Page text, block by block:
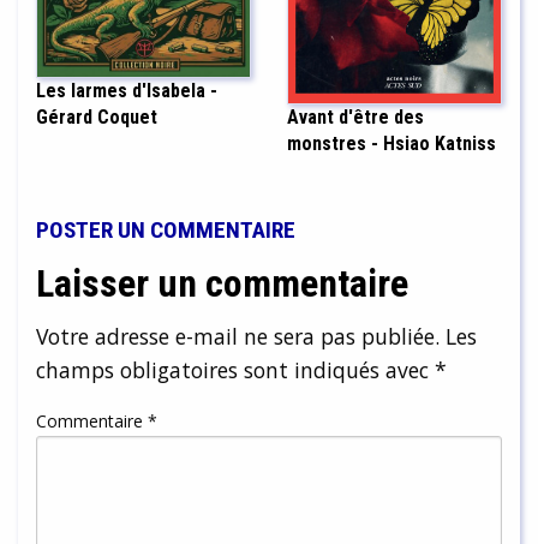
Les larmes d'Isabela -
Gérard Coquet
Avant d'être des
monstres - Hsiao Katniss
POSTER UN COMMENTAIRE
Laisser un commentaire
Votre adresse e-mail ne sera pas publiée. Les
champs obligatoires sont indiqués avec *
Commentaire *